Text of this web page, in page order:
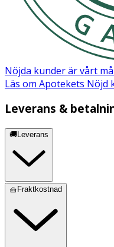
Nöjda kunder är vårt
Läs om Apotekets Nöjd
Leverans &
🚚Leverans
🧺Fraktkostnad